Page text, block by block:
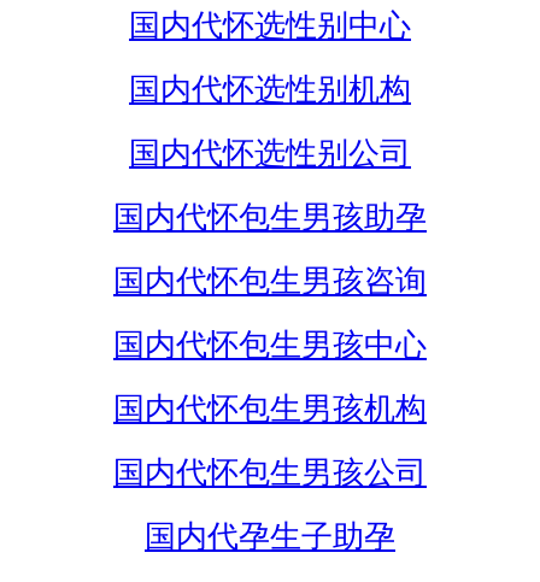
国内代怀选性别中心
国内代怀选性别机构
国内代怀选性别公司
国内代怀包生男孩助孕
国内代怀包生男孩咨询
国内代怀包生男孩中心
国内代怀包生男孩机构
国内代怀包生男孩公司
国内代孕生子助孕